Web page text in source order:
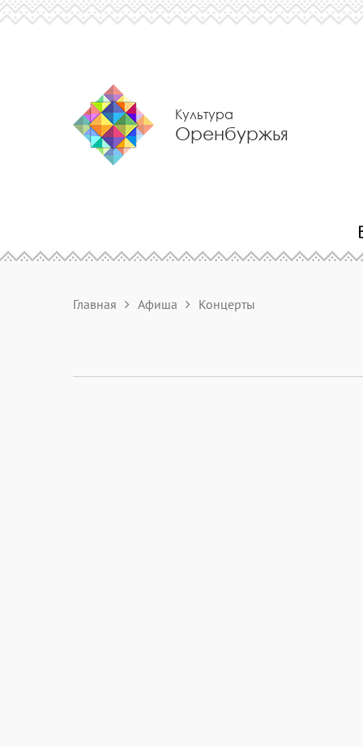
Культура
Оренбуржья
Главная Афиша Концерты